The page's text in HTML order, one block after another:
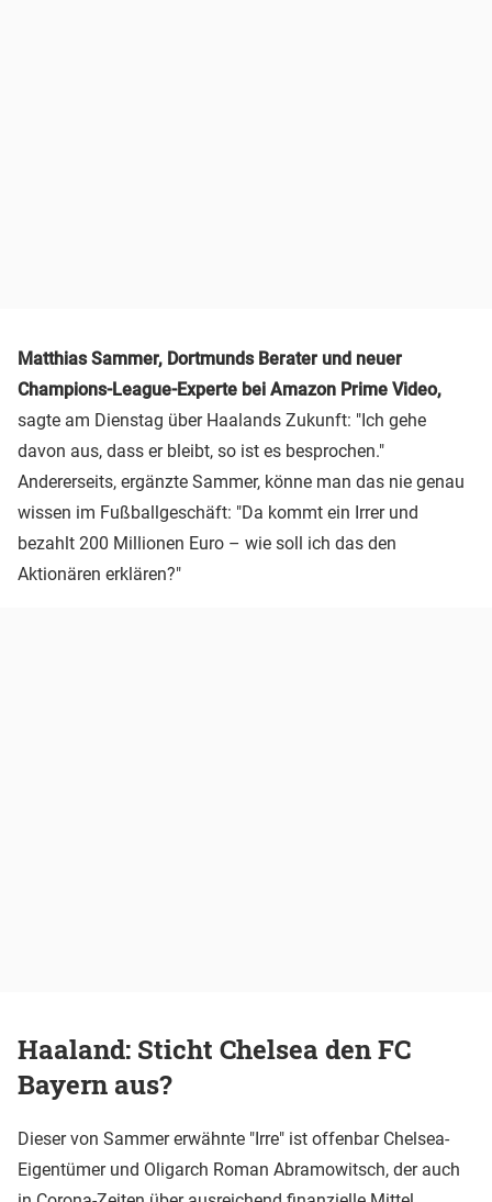
Matthias Sammer, Dortmunds Berater und neuer
Champions-League-Experte bei Amazon Prime Video,
sagte am Dienstag über Haalands Zukunft: "Ich gehe
davon aus, dass er bleibt, so ist es besprochen."
Andererseits, ergänzte Sammer, könne man das nie genau
wissen im Fußballgeschäft: "Da kommt ein Irrer und
bezahlt 200 Millionen Euro – wie soll ich das den
Aktionären erklären?"
Haaland: Sticht Chelsea den FC
Bayern aus?
Dieser von Sammer erwähnte "Irre" ist offenbar Chelsea-
Eigentümer und Oligarch Roman Abramowitsch, der auch